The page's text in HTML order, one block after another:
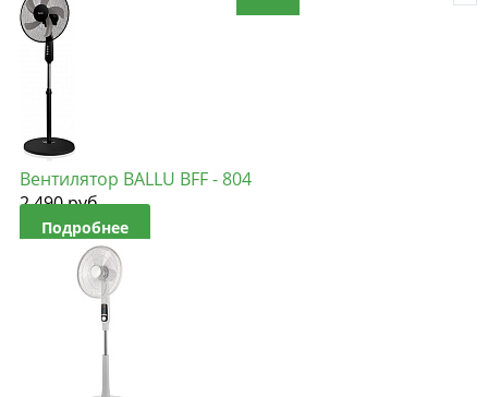
Вентилятор BALLU BFF - 804
2 490руб.
Подробнее